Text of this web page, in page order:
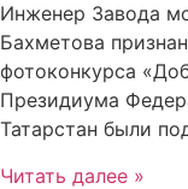
Инженер Завода
Бахметова
фотоконкурса
Президиума
Татарстан были
Читать далее »